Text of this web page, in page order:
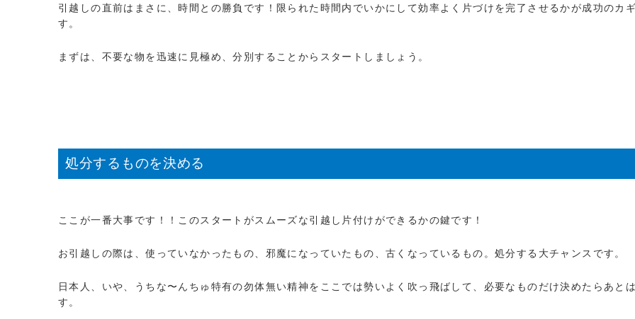
引越しの直前はまさに、時間との勝負です！限られた時間内でいかにして効率よく片づけを完了させるかが成功のカ
す。
まずは、不要な物を迅速に見極め、分別することからスタートしましょう。
処分するものを決める
ここが一番大事です！！このスタートがスムーズな引越し片付けができるかの鍵です！
お引越しの際は、使っていなかったもの、邪魔になっていたもの、古くなっているもの。処分する大チャンスです。
日本人、いや、うちな〜んちゅ特有の勿体無い精神をここでは勢いよく吹っ飛ばして、必要なものだけ決めたらあと
す。